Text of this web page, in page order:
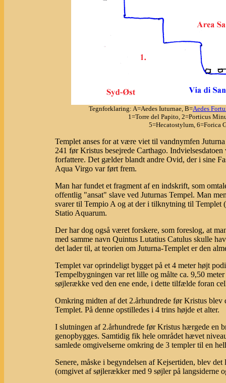
Tegnforklaring: A=Aedes Iuturnae, B=Aedes
1=Torre del Papito, 2=Porticus
5=Hecatostylum, 6=Forica
Templet anses for at være viet til vandnymfen
241 før Kristus besejrede Carthago.
forfattere. Det gælder blandt andre Ovid, der i sine
Aqua Virgo var ført frem.
Man har fundet et fragment af en indskrift, som
offentlig "ansat" slave ved Juturnas Tempel. Man
svarer til Tempio A og at der i tilknytning til Templet
Statio Aquarum.
Der har dog også været forskere, som foreslog, at
med samme navn Quintus Lutatius Catulus skulle
det lader til, at teorien om Juturna-Templet er den
Templet var oprindeligt bygget på et 4 meter højt
Tempelbygningen var ret lille og målte ca. 9,50
søjlerække ved den ene ende, i dette tilfælde foran
Omkring midten af det 2.århundrede før Kristus
Templet. På denne opstilledes i 4 trins højde et alter.
I slutningen af 2.århundrede før Kristus hærgede en
genopbygges. Samtidig fik hele området hævet
samlede omgivelserne omkring de 3 templer til en
Senere, måske i begyndelsen af Kejsertiden, blev
(omgivet af søjlerækker med 9 søjler på langsiderne